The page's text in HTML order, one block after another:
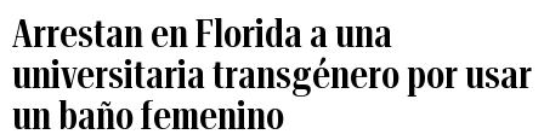
Arrestan en Florida a una
universitaria transgénero por usar
un baño femenino